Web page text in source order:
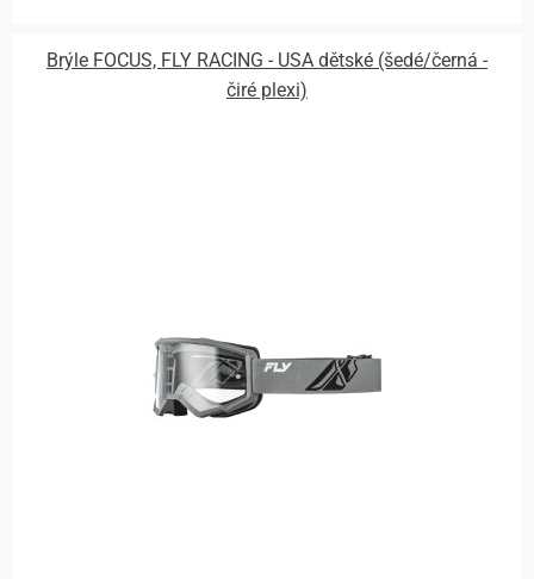
Brýle FOCUS, FLY RACING - USA dětské (šedé/černá -
čiré plexi)